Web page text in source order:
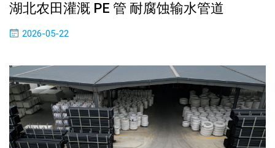
湖北农田灌溉 PE 管 耐腐蚀输水管道
2026-05-22